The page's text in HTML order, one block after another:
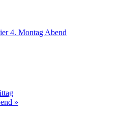
4. Montag Abend
»